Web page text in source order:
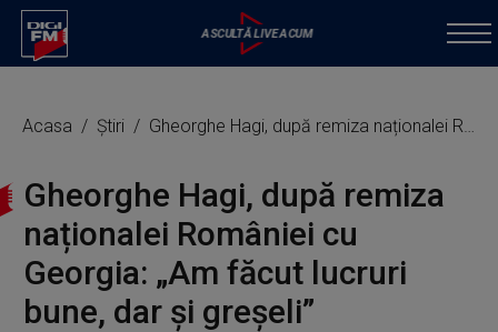
Acasa Știri Gheorghe Hagi, după remiza naționalei României cu Georgia: „Am făcut lucruri bune, dar și greșeli”
Gheorghe Hagi, după remiza
naționalei României cu
Georgia: „Am făcut lucruri
bune, dar și greșeli”